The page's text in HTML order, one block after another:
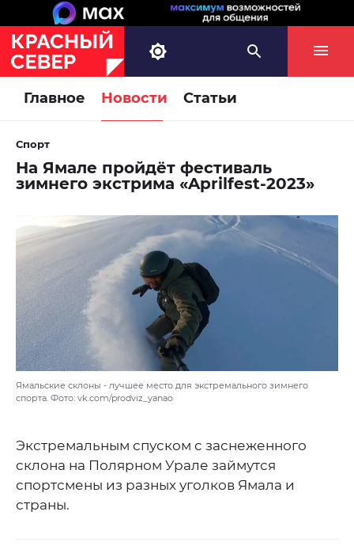
Главное Новости Статьи
Спорт
На Ямале пройдёт фестиваль
зимнего экстрима «Aprilfest-2023»
Ямальские склоны - лучшее место для экстремального зимнего
спорта. Фото: vk.com/prodviz_yanao
Экстремальным спуском с заснеженного
склона на Полярном Урале займутся
спортсмены из разных уголков Ямала и
страны.